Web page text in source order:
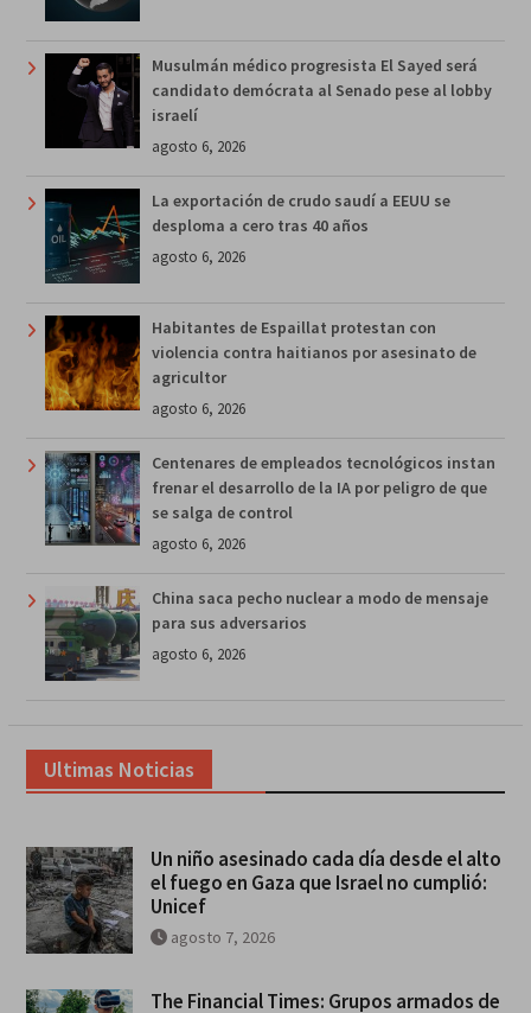
Musulmán médico progresista El Sayed será
candidato demócrata al Senado pese al lobby
israelí
agosto 6, 2026
La exportación de crudo saudí a EEUU se
desploma a cero tras 40 años
agosto 6, 2026
Habitantes de Espaillat protestan con
violencia contra haitianos por asesinato de
agricultor
agosto 6, 2026
Centenares de empleados tecnológicos instan
frenar el desarrollo de la IA por peligro de que
se salga de control
agosto 6, 2026
China saca pecho nuclear a modo de mensaje
para sus adversarios
agosto 6, 2026
Ultimas Noticias
Un niño asesinado cada día desde el alto
el fuego en Gaza que Israel no cumplió:
Unicef
agosto 7, 2026
The Financial Times: Grupos armados de